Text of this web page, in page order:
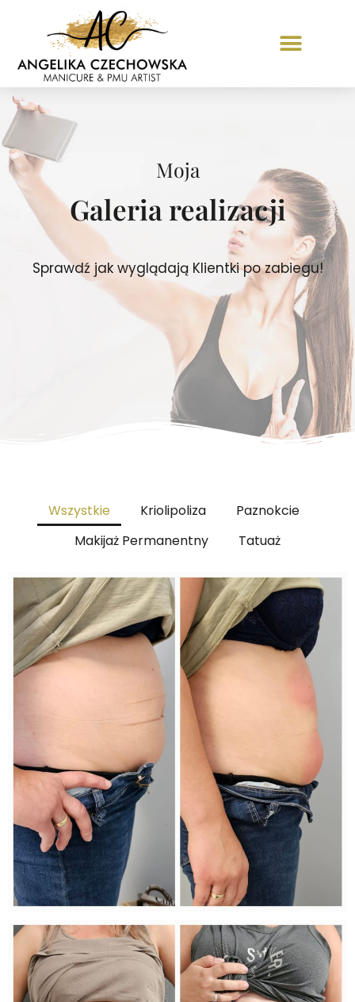
Moja
Galeria realizacji
Sprawdź jak wyglądają Klientki po zabiegu!
Wszystkie Kriolipoliza
Paznokcie
Makijaż Permanentny
Tatuaż